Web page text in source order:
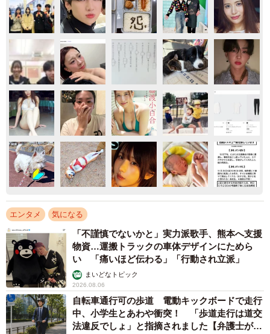
エンタメ 気になる
「不謹慎でないかと」実力派歌手、熊本へ支援
物資…運搬トラックの車体デザインにためら
い 「痛いほど伝わる」「行動され立派」
まいどなトピック
2026.08.06
自転車通行可の歩道 電動キックボードで走行
中、小学生とあわや衝突！ 「歩道走行は道交
法違反でしょ」と指摘されました【弁護士が解